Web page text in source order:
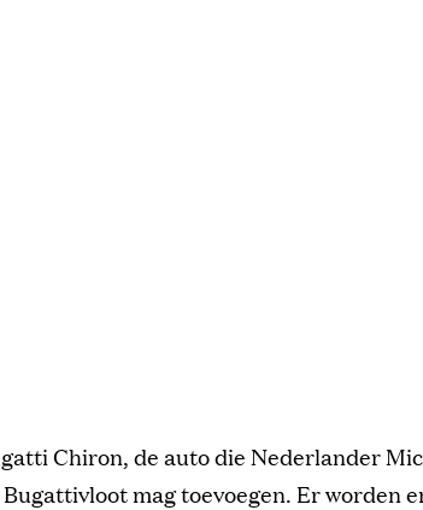
Chiron, de auto die Nederlander
mag toevoegen. Er worden